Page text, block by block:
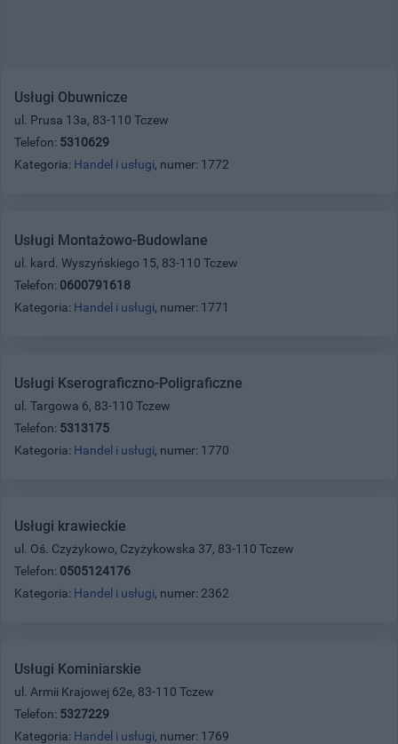
Usługi Obuwnicze
ul. Prusa 13a, 83-110 Tczew
Telefon: 5310629
Kategoria: Handel i usługi, numer: 1772
Usługi Montażowo-Budowlane
ul. kard. Wyszyńskiego 15, 83-110 Tczew
Telefon: 0600791618
Kategoria: Handel i usługi, numer: 1771
Usługi Kserograficzno-Poligraficzne
ul. Targowa 6, 83-110 Tczew
Telefon: 5313175
Kategoria: Handel i usługi, numer: 1770
Usługi krawieckie
ul. Oś. Czyżykowo, Czyżykowska 37, 83-110 Tczew
Telefon: 0505124176
Kategoria: Handel i usługi, numer: 2362
Usługi Kominiarskie
ul. Armii Krajowej 62e, 83-110 Tczew
Telefon: 5327229
Kategoria: Handel i usługi, numer: 1769